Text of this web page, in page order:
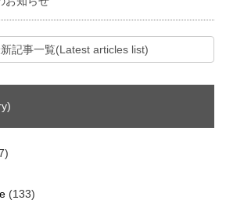
記事一覧(Latest articles list)
(133)